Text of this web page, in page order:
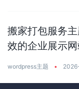
搬家打包服务
效的企业展示
wordpress主题 •